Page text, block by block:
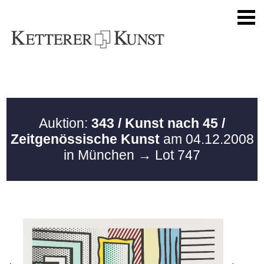
Auktion: 343 / Kunst nach 45 /
Zeitgenössische Kunstam 04.12.2008
in München → Lot 747